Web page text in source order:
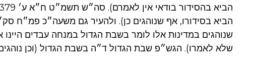
הביא בסידורו, אף שנוהגים כן). ולהעיר גם משעה״כ פמ״ח
שנוהגים במדינות אלו לומר בשבת הגדול במנחה עבדים היינו
שלא לאמרו). הגש״פ שבת הגדול ד״ה בשבת הגדול (וכן